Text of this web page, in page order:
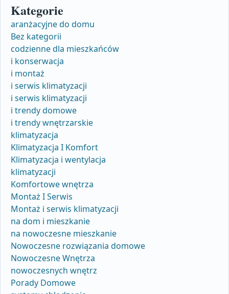
Kategorie
aranżacyjne do domu
Bez kategorii
codzienne dla mieszkańców
i konserwacja
i montaż
i serwis klimatyzacji
i serwis klimatyzacji
i trendy domowe
i trendy wnętrzarskie
klimatyzacja
Klimatyzacja I Komfort
Klimatyzacja i wentylacja
klimatyzacji
Komfortowe wnętrza
Montaż I Serwis
Montaż i serwis klimatyzacji
na dom i mieszkanie
na nowoczesne mieszkanie
Nowoczesne rozwiązania domowe
Nowoczesne Wnętrza
nowoczesnych wnętrz
Porady Domowe